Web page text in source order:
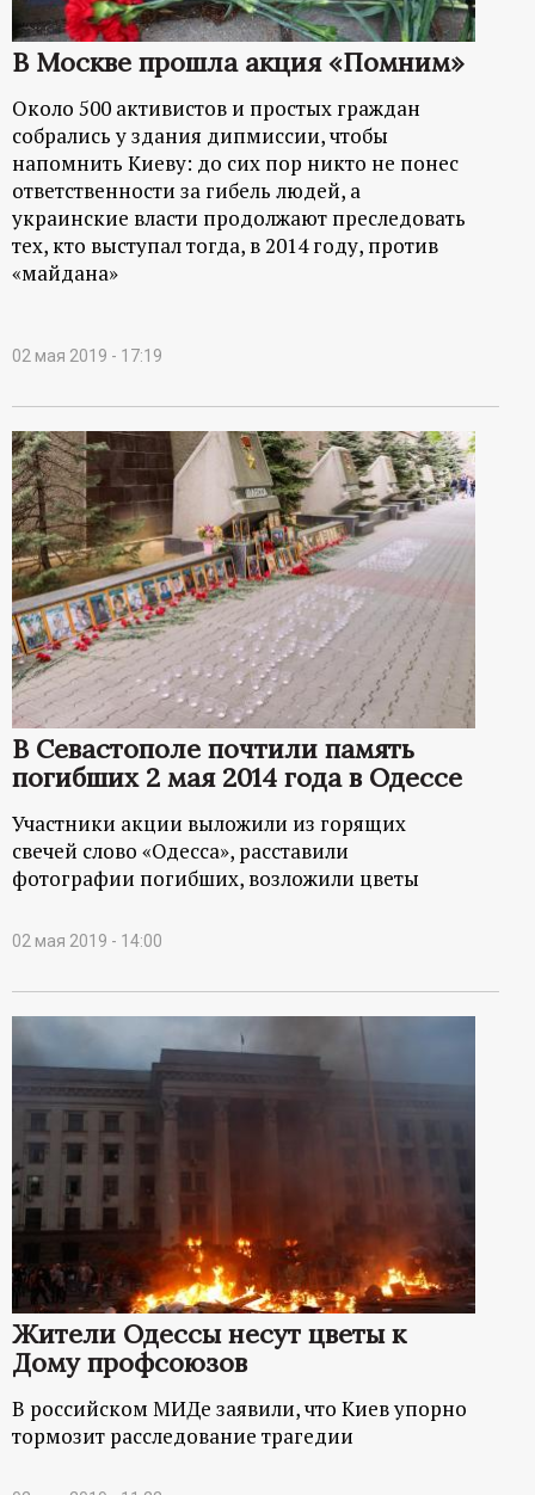
а
л
В Москве прошла акция «Помним»
Около 500 активистов и простых граждан
собрались у здания дипмиссии, чтобы
напомнить Киеву: до сих пор никто не понес
ответственности за гибель людей, а
украинские власти продолжают преследовать
тех, кто выступал тогда, в 2014 году, против
«майдана»
02 мая 2019 - 17:19
В Севастополе почтили память
погибших 2 мая 2014 года в Одессе
Участники акции выложили из горящих
свечей слово «Одесса», расставили
фотографии погибших, возложили цветы
02 мая 2019 - 14:00
Жители Одессы несут цветы к
Дому профсоюзов
В российском МИДе заявили, что Киев упорно
тормозит расследование трагедии